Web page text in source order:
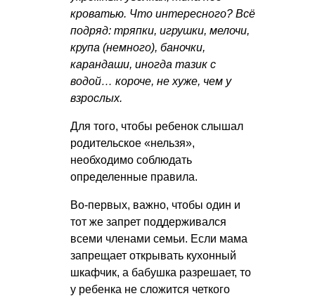
кроватью. Что интересного? Всё
подряд: тряпки, игрушки, мелочи,
крупа (немного), баночки,
карандаши, иногда тазик с
водой… короче, не хуже, чем у
взрослых.
Для того, чтобы ребенок слышал
родительское «нельзя»,
необходимо соблюдать
определенные правила.
Во-первых, важно, чтобы один и
тот же запрет поддерживался
всеми членами семьи. Если мама
запрещает открывать кухонный
шкафчик, а бабушка разрешает, то
у ребенка не сложится четкого